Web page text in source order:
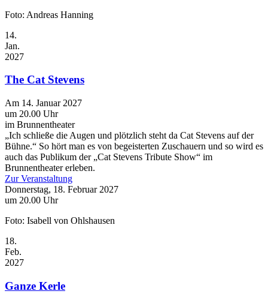
Foto: Andreas Hanning
14.
Jan.
2027
The Cat Stevens
Am 14. Januar 2027
um 20.00 Uhr
im Brunnentheater
„Ich schließe die Augen und plötzlich steht da Cat Stevens auf der
Bühne.“ So hört man es von begeisterten Zuschauern und so wird es
auch das Publikum der „Cat Stevens Tribute Show“ im
Brunnentheater erleben.
Zur Veranstaltung
Donnerstag, 18. Februar 2027
um 20.00 Uhr
Foto: Isabell von Ohlshausen
18.
Feb.
2027
Ganze Kerle